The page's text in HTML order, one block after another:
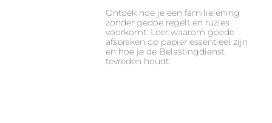
Ontdek hoe je een familielening
zonder gedoe regelt en ruzies
voorkomt. Leer waarom goede
afspraken op papier essentieel zijn
en hoe je de Belastingdienst
tevreden houdt.